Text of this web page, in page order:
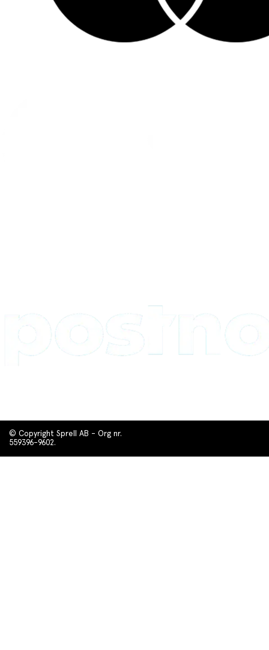
© Copyright Sprell AB - Org nr.
559396-9602.